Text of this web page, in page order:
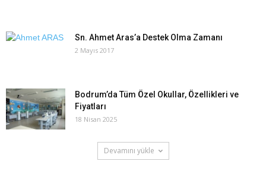
Sn. Ahmet Aras’a Destek Olma Zamanı
2 Mayıs 2017
Bodrum’da Tüm Özel Okullar, Özellikleri ve
Fiyatları
18 Nisan 2025
Devamını yükle